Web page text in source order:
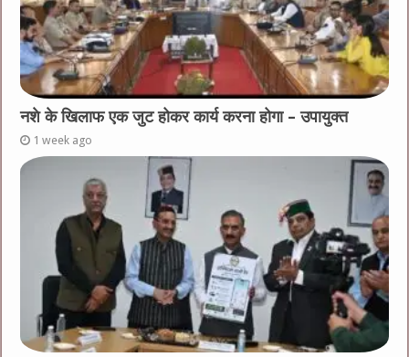
नशे के खिलाफ एक जुट होकर कार्य करना होगा – उपायुक्त
1 week ago